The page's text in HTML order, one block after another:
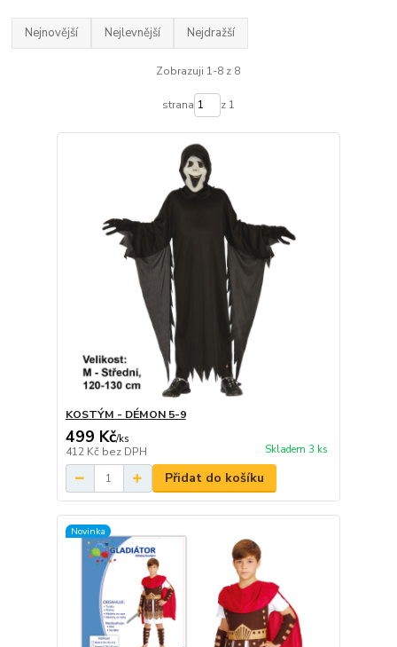
Nejnovější Nejlevnější Nejdražší
Zobrazuji 1-8 z 8
strana z 1
KOSTÝM - DÉMON 5-9
499 Kč/ks
412 Kč bez DPH Skladem 3 ks
Přidat do košíku
Novinka